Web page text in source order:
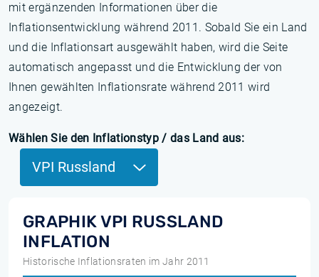
mit ergänzenden Informationen über die
Inflationsentwicklung während 2011. Sobald Sie ein Land
und die Inflationsart ausgewählt haben, wird die Seite
automatisch angepasst und die Entwicklung der von
Ihnen gewählten Inflationsrate während 2011 wird
angezeigt.
Wählen Sie den Inflationstyp / das Land aus:
VPI Russland
GRAPHIK VPI RUSSLAND
INFLATION
Historische Inflationsraten im Jahr 2011